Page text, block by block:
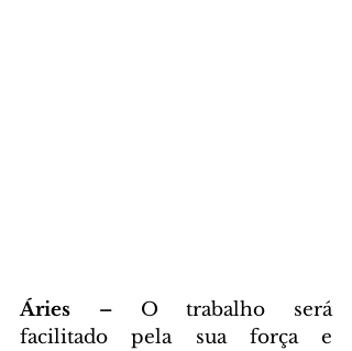
Áries – O trabalho será
facilitado pela sua força e